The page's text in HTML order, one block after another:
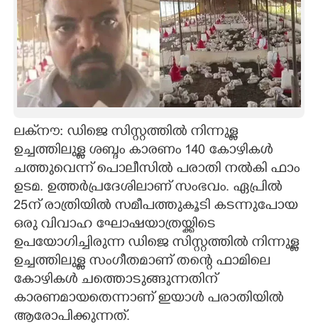
INFO+
ART
ASTRO
CARTOONS
LITERATURE
ZOOM
CONTACT US
ലക്‌നൗ: ഡിജെ സിസ്റ്റത്തിൽ നിന്നുള്ള
ഉച്ചത്തിലുള്ള ശബ്ദം കാരണം 140 കോഴികൾ
ചത്തുവെന്ന് പൊലീസിൽ പരാതി നൽകി ഫാം
ഉടമ. ഉത്തർപ്രദേശിലാണ് സംഭവം. ഏപ്രിൽ
25ന് രാത്രിയിൽ സമീപത്തുകൂടി കടന്നുപോയ
ഒരു വിവാഹ ഘോഷയാത്രയ്ക്കിടെ
ഉപയോഗിച്ചിരുന്ന ഡിജെ സിസ്റ്റത്തിൽ നിന്നുള്ള
ഉച്ചത്തിലുള്ള സംഗീതമാണ് തന്റെ ഫാമിലെ
കോഴികൾ ചത്തൊടുങ്ങുന്നതിന്
കാരണമായതെന്നാണ് ഇയാൾ പരാതിയിൽ
ആരോപിക്കുന്നത്.